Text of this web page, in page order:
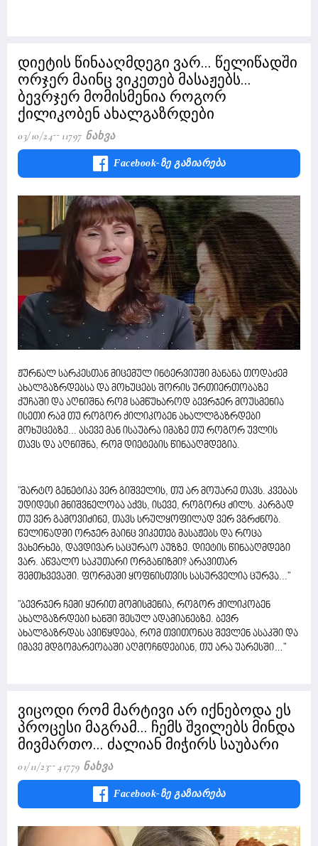
დიეტის წინააღმდეგი ვარ... წელიწადში
ორჯერ მაინც ვიკეთებ მასაჟებს...
ბევრჯერ მომისმენია როგორ
ქილიკობენ ახალგაზრდები
03/10/24 11797 Ნახვა
Facebook-Ზე Გაზიარება
ჟურნალ სარკესთან მიცემულ ინტერვიუში მანანა თოდაძემ
ახალგაზრდებსა და მოხუცებს შორის ურთიერთობაზე
ქუჩაში და აღნიშნა რომ სამწუხაროდ ბევრჯერ მოუსმენია
ისეთი რამ თუ როგორ ქილიკობენ ახალლგაზრდები
მოხუცებზე... ასევე მან ისაუბრა იმაზე თუ როგორ უვლის
თავს და აღნიშნა, რომ დიეტების წინააღმდეგია.
"მარტო გენეტიკა ვერ გიშველის, თუ არ მოუარე თავს. კვებას
უდიდესი მნიშვნელობა აქვს, ისევე, როგორც ძილს. კარგად
თუ ვერ გამოვიძინე, თავს სრულყოფილად ვერ ვგრძნობ.
წელიწადში ორჯერ მაინც ვიკეთებ მასაჟებს და როცა
ვახერხებ, დავდივარ საცურაო აუზზე. დიეტის წინააღმდეგი
ვარ. აწვალო საკუთარი ორგანიზმი? არავითარ
შემთხვევაში. ფორმაში ყოფნისთვის სასურველია ცურვა..."
"ბევრჯერ ჩემი ყურით მომისმენია, როგორ ქილიკობენ
ახალგაზრდები ხანში შესულ ადამიანებზე. ბევრ
ახალგაზრდას ავიწყდება, რომ თვითონაც შევლენ ასაკში და
იმავე მდგომარეობაში აღმოჩნდებიან, თუ არა უარესში…"
ვიცოდი რომ მარტივი არ იქნებოდა ეს
პროცესი მაგრამ... ჩემს შვილებს მინდა
მივმართო... ძალიან მიჭირს საუბარი
01/11/23 41779 Ნახვა
Facebook-Ზე Გაზიარება